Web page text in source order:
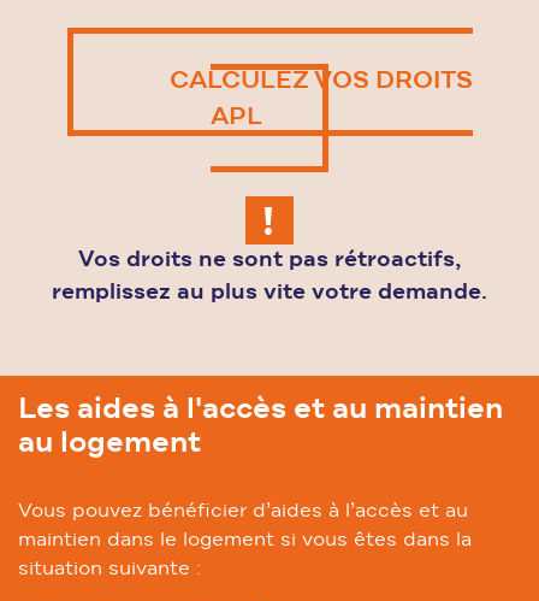
CALCULEZ VOS DROITS
APL
Vos droits ne sont pas rétroactifs,
remplissez au plus vite votre demande.
Les aides à l'accès et au maintien
au logement
Vous pouvez bénéficier d’aides à l’accès et au
maintien dans le logement si vous êtes dans la
situation suivante :